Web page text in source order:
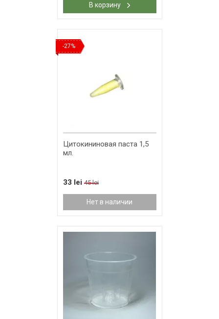
В корзину
-27%
Цитокининовая паста 1,5
мл.
33 lei 45 lei
Нет в наличии